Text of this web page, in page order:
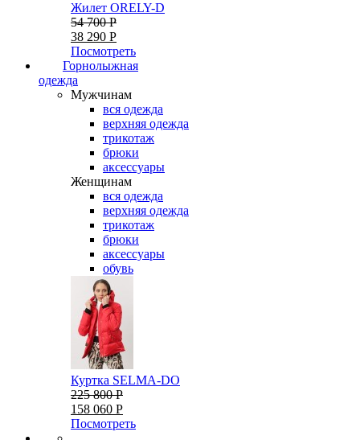
Жилет ORELY-D
54 700 Р
38 290 Р
Посмотреть
Горнолыжная
одежда
Мужчинам
вся одежда
верхняя одежда
трикотаж
брюки
аксессуары
Женщинам
вся одежда
верхняя одежда
трикотаж
брюки
аксессуары
обувь
Куртка SELMA-DO
225 800 Р
158 060 Р
Посмотреть